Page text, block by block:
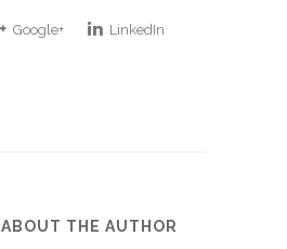
Google+ LinkedIn
ABOUT THE AUTHOR